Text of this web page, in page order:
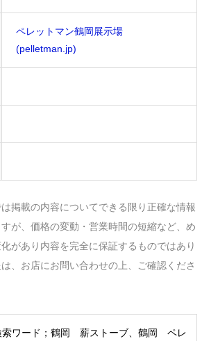
ペレットマン鶴岡展示場
(pelletman.jp)
掲載の内容についてできる限り正確な情報
が、価格の変動・営業時間の短縮など、め
があり内容を完全に保証するものではあり
、お店にお問い合わせの上、ご確認くださ
索ワード；鶴岡 薪ストーブ、鶴岡 ペレ